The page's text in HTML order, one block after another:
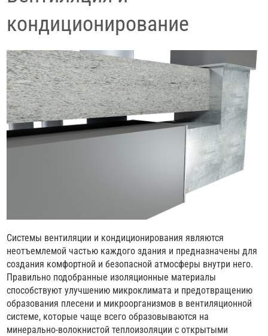
кондиционирование
Системы вентиляции и кондиционирования являются
неотъемлемой частью каждого здания и предназначены для
создания комфортной и безопасной атмосферы внутри него.
Правильно подобранные изоляционные материалы
способствуют улучшению микроклимата и предотвращению
образования плесени и микроорганизмов в вентиляционной
системе, которые чаще всего образовываются на
минерально-волокнистой теплоизоляции с открытыми